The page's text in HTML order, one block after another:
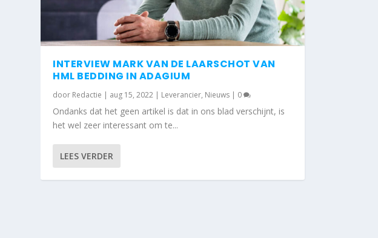
INTERVIEW MARK VAN DE LAARSCHOT VAN
HML BEDDING IN ADAGIUM
door Redactie | aug 15, 2022 | Leverancier, Nieuws | 0
Ondanks dat het geen artikel is dat in ons blad verschijnt, is
het wel zeer interessant om te...
LEES VERDER